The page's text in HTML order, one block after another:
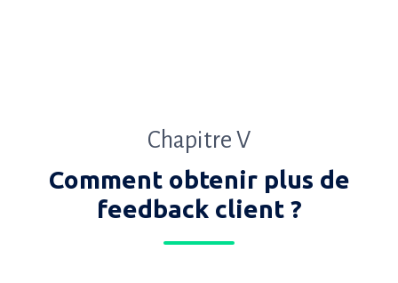
Chapitre V
Comment obtenir plus de
feedback client ?